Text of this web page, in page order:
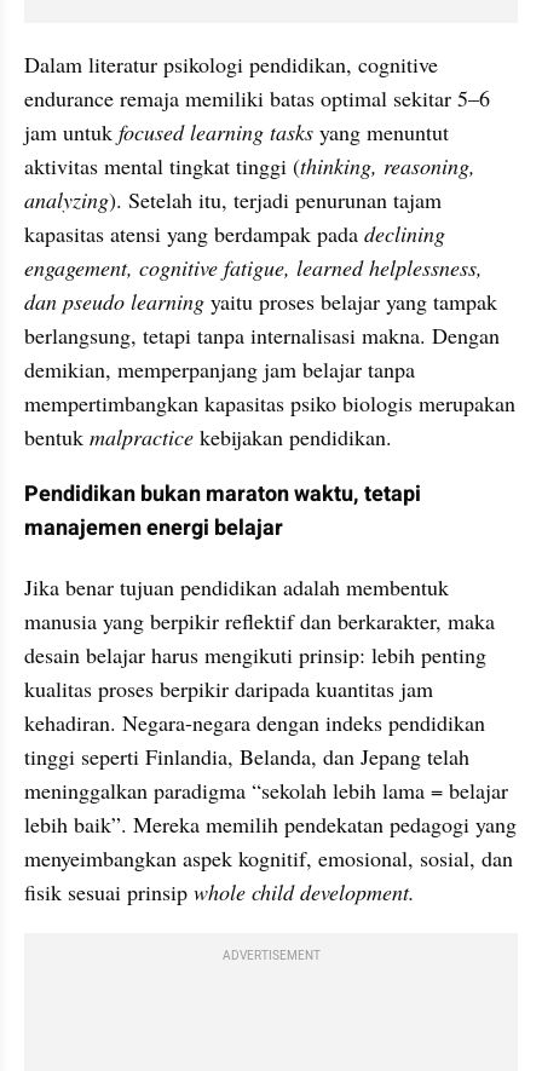
Dalam literatur psikologi pendidikan, cognitive
endurance remaja memiliki batas optimal sekitar 5–6
jam untuk focused learning tasks yang menuntut
aktivitas mental tingkat tinggi (thinking, reasoning,
analyzing). Setelah itu, terjadi penurunan tajam
kapasitas atensi yang berdampak pada declining
engagement, cognitive fatigue, learned helplessness,
dan pseudo learning yaitu proses belajar yang tampak
berlangsung, tetapi tanpa internalisasi makna. Dengan
demikian, memperpanjang jam belajar tanpa
mempertimbangkan kapasitas psiko biologis merupakan
bentuk malpractice kebijakan pendidikan.
Pendidikan bukan maraton waktu, tetapi
manajemen energi belajar
Jika benar tujuan pendidikan adalah membentuk
manusia yang berpikir reflektif dan berkarakter, maka
desain belajar harus mengikuti prinsip: lebih penting
kualitas proses berpikir daripada kuantitas jam
kehadiran. Negara-negara dengan indeks pendidikan
tinggi seperti Finlandia, Belanda, dan Jepang telah
meninggalkan paradigma “sekolah lebih lama = belajar
lebih baik”. Mereka memilih pendekatan pedagogi yang
menyeimbangkan aspek kognitif, emosional, sosial, dan
fisik sesuai prinsip whole child development.
ADVERTISEMENT